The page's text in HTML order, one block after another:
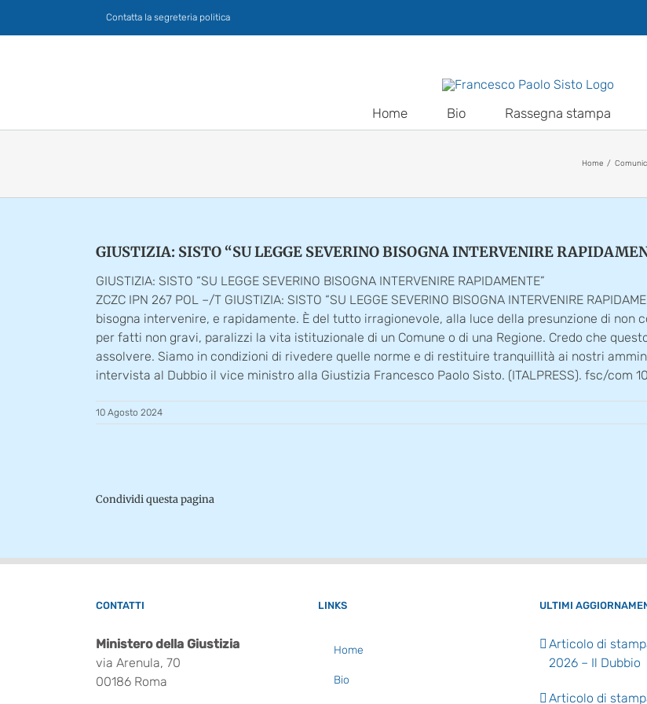
Contatta la segreteria politica
Home Bio Rassegna stampa
Home
GIUSTIZIA: SISTO “SU LEGGE SEVERINO BISOGNA INTERVENIRE
GIUSTIZIA: SISTO “SU LEGGE SEVERINO BISOGNA INTERVENIRE RAPIDAMENTE”
ZCZC IPN 267 POL –/T GIUSTIZIA: SISTO “SU LEGGE SEVERINO BISOGNA INTERVENIRE
bisogna intervenire, e rapidamente. È del tutto irragionevole, alla luce della presunzione di non
per fatti non gravi, paralizzi la vita istituzionale di un Comune o di una Regione. Credo che
assolvere. Siamo in condizioni di rivedere quelle norme e di restituire tranquillità ai nostri
intervista al Dubbio il vice ministro alla Giustizia Francesco Paolo Sisto. (ITALPRESS). fsc/com
10 Agosto 2024
Condividi questa pagina
CONTATTI
Ministero della Giustizia
via Arenula, 70
00186 Roma
LINKS
Home
Bio
ULTIMI
Articolo di
2026 – Il Dubbio
Articolo di